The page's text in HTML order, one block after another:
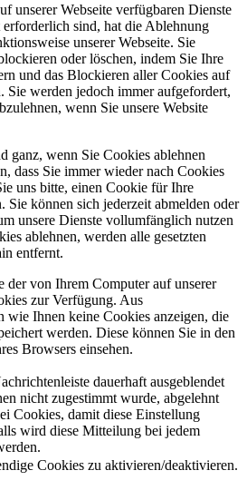
unserer Webseite verfügbaren Dienste
sind, hat die Ablehnung
unserer Webseite. Sie
oder löschen, indem Sie Ihre
und das Blockieren aller Cookies auf
Sie werden jedoch immer aufgefordert,
wenn Sie unsere Website
ganz, wenn Sie Cookies ablehnen
dass Sie immer wieder nach Cookies
uns bitte, einen Cookie für Ihre
Sie können sich jederzeit abmelden oder
unsere Dienste vollumfänglich nutzen
ablehnen, werden alle gesetzten
entfernt.
der von Ihrem Computer auf unserer
zur Verfügung. Aus
wie Ihnen keine Cookies anzeigen, die
werden. Diese können Sie in den
Browsers einsehen.
dauerhaft ausgeblendet
nicht zugestimmt wurde, abgelehnt
Cookies, damit diese Einstellung
wird diese Mitteilung bei jedem
Cookies zu aktivieren/deaktivieren.